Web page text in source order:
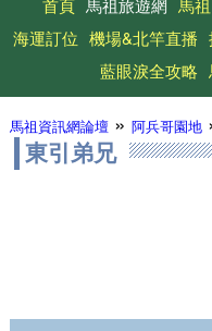
首頁 馬祖旅遊網 馬
海運訂位 機場&北竿直播
藍眼淚全攻略
馬祖資訊網論壇» 阿兵哥園地
東引弟兄